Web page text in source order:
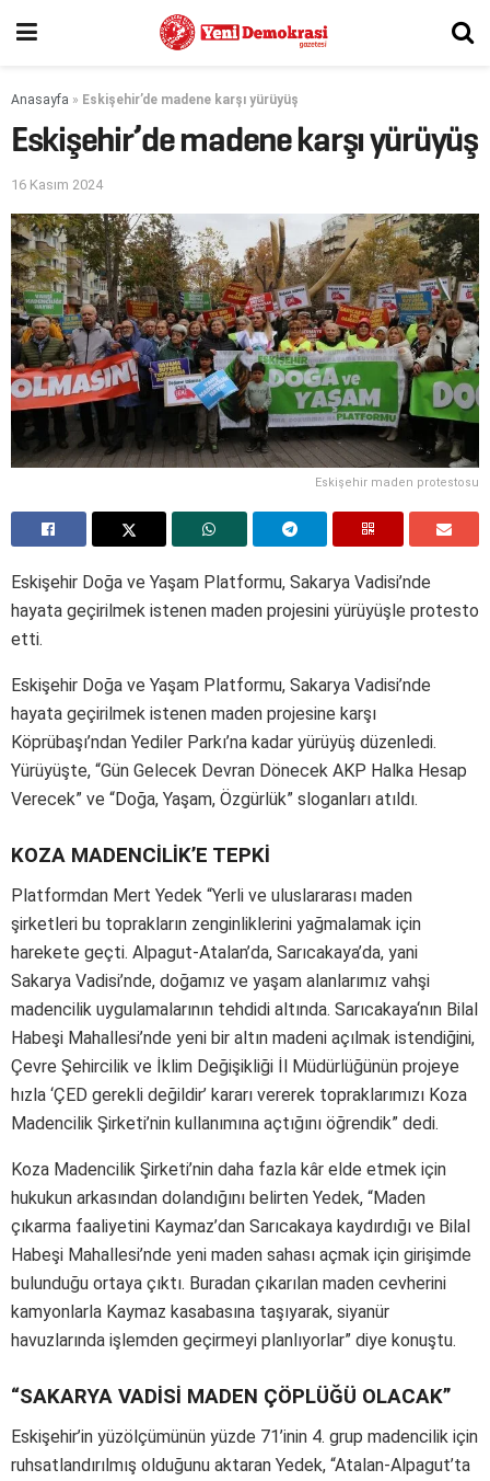
Anasayfa » Eskişehir’de madene karşı yürüyüş
Eskişehir’de madene karşı yürüyüş
16 Kasım 2024
Eskişehir maden protestosu
Eskişehir Doğa ve Yaşam Platformu, Sakarya Vadisi’nde
hayata geçirilmek istenen maden projesini yürüyüşle protesto
etti.
Eskişehir Doğa ve Yaşam Platformu, Sakarya Vadisi’nde
hayata geçirilmek istenen maden projesine karşı
Köprübaşı’ndan Yediler Parkı’na kadar yürüyüş düzenledi.
Yürüyüşte, “Gün Gelecek Devran Dönecek AKP Halka Hesap
Verecek” ve “Doğa, Yaşam, Özgürlük” sloganları atıldı.
KOZA MADENCİLİK’E TEPKİ
Platformdan Mert Yedek “Yerli ve uluslararası maden
şirketleri bu toprakların zenginliklerini yağmalamak için
harekete geçti. Alpagut-Atalan’da, Sarıcakaya’da, yani
Sakarya Vadisi’nde, doğamız ve yaşam alanlarımız vahşi
madencilik uygulamalarının tehdidi altında. Sarıcakaya‘nın Bilal
Habeşi Mahallesi’nde yeni bir altın madeni açılmak istendiğini,
Çevre Şehircilik ve İklim Değişikliği İl Müdürlüğünün projeye
hızla ‘ÇED gerekli değildir’ kararı vererek topraklarımızı Koza
Madencilik Şirketi’nin kullanımına açtığını öğrendik” dedi.
Koza Madencilik Şirketi’nin daha fazla kâr elde etmek için
hukukun arkasından dolandığını belirten Yedek, “Maden
çıkarma faaliyetini Kaymaz’dan Sarıcakaya kaydırdığı ve Bilal
Habeşi Mahallesi’nde yeni maden sahası açmak için girişimde
bulunduğu ortaya çıktı. Buradan çıkarılan maden cevherini
kamyonlarla Kaymaz kasabasına taşıyarak, siyanür
havuzlarında işlemden geçirmeyi planlıyorlar” diye konuştu.
“SAKARYA VADİSİ MADEN ÇÖPLÜĞÜ OLACAK”
Eskişehir’in yüzölçümünün yüzde 71’inin 4. grup madencilik için
ruhsatlandırılmış olduğunu aktaran Yedek, “Atalan-Alpagut’ta